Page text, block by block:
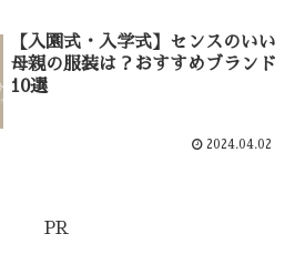
【入園式・入学式】センスのいい
母親の服装は？おすすめブランド
10選
2024.04.02
PR